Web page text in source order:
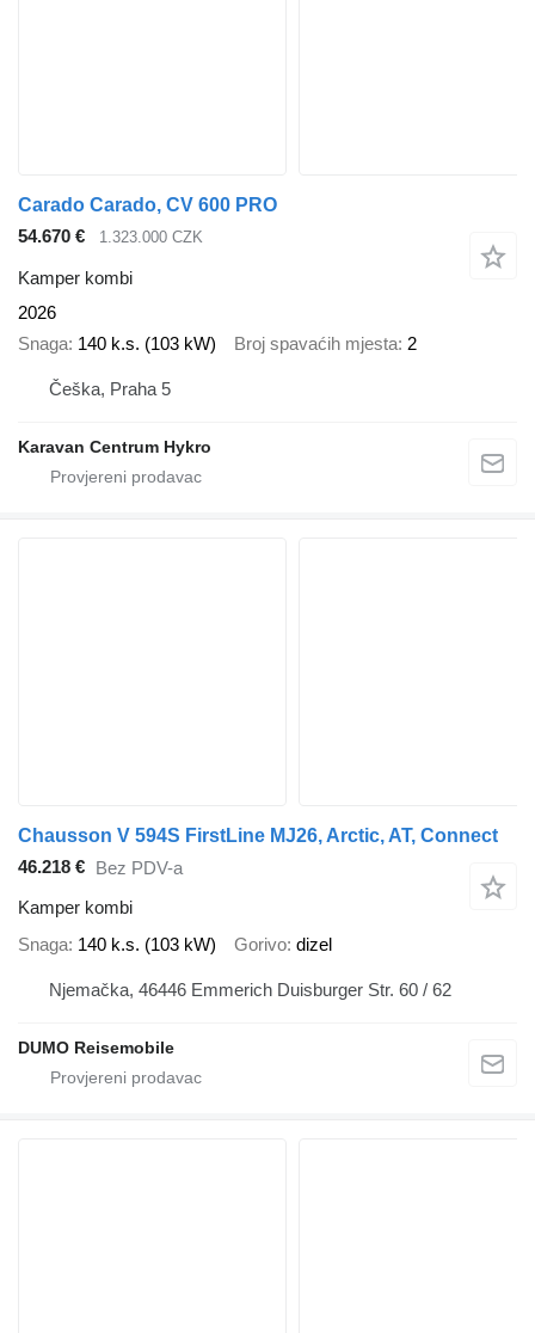
Carado Carado, CV 600 PRO
54.670 €
1.323.000 CZK
Kamper kombi
2026
Snaga 140 k.s. (103 kW) Broj spavaćih mjesta 2
Češka, Praha 5
Karavan Centrum Hykro
Chausson V 594S FirstLine MJ26, Arctic, AT, Connect
46.218 € Bez PDV-a
Kamper kombi
Snaga 140 k.s. (103 kW) Gorivo dizel
Njemačka, 46446 Emmerich Duisburger Str. 60 / 62
DUMO Reisemobile